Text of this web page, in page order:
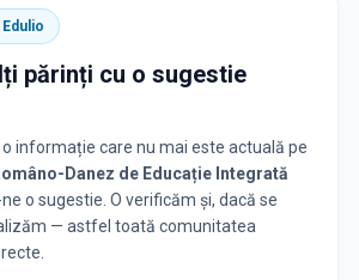
părinți cu o sugestie
o informație care nu mai este actuală pe
Danez de Educație Integrată
o sugestie. O verificăm și, dacă se
— astfel toată comunitatea